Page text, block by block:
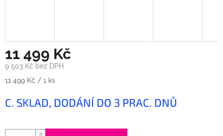
11 499 Kč
9 503 Kč bez DPH
Měrná
11 499 Kč / 1 ks
C. SKLAD, DODÁNÍ DO 3 PRAC. DNŮ